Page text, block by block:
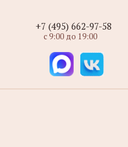
+7 (495) 662-97-58
с 9:00 до 19:00